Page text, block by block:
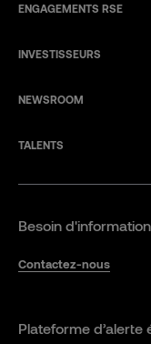
ENGAGEMENTS RSE
INVESTISSEURS
NEWSROOM
TALENTS
Besoin
Contactez-nous
Plateforme